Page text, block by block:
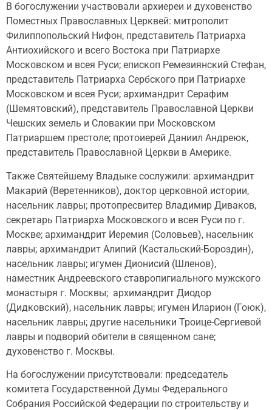
В богослужении участвовали архиереи и духовенство
Поместных Православных Церквей: митрополит
Филиппопольский Нифон, представитель Патриарха
Антиохийского и всего Востока при Патриархе
Московском и всея Руси; епископ Ремезиянский Стефан,
представитель Патриарха Сербского при Патриархе
Московском и всея Руси; архимандрит Серафим
(Шемятовский), представитель Православной Церкви
Чешских земель и Словакии при Московском
Патриаршем престоле; протоиерей Даниил Андреюк,
представитель Православной Церкви в Америке.
Также Святейшему Владыке сослужили: архимандрит
Макарий (Веретенников), доктор церковной истории,
насельник лавры; протопресвитер Владимир Диваков,
секретарь Патриарха Московского и всея Руси по г.
Москве; архимандрит Иеремия (Соловьев), насельник
лавры; архимандрит Алипий (Кастальский-Бороздин),
насельник лавры; игумен Дионисий (Шленов),
наместник Андреевского ставропигиального мужского
монастыря г. Москвы; архимандрит Диодор
(Дидковский), насельник лавры; игумен Иларион (Гоюк),
насельник лавры; другие насельники Троице-Сергиевой
лавры и подворий обители в священном сане;
духовенство г. Москвы.
На богослужении присутствовали: председатель
комитета Государственной Думы Федерального
Собрания Российской Федерации по строительству и